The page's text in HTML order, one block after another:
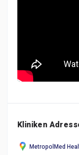
Kliniken
MetropolMed